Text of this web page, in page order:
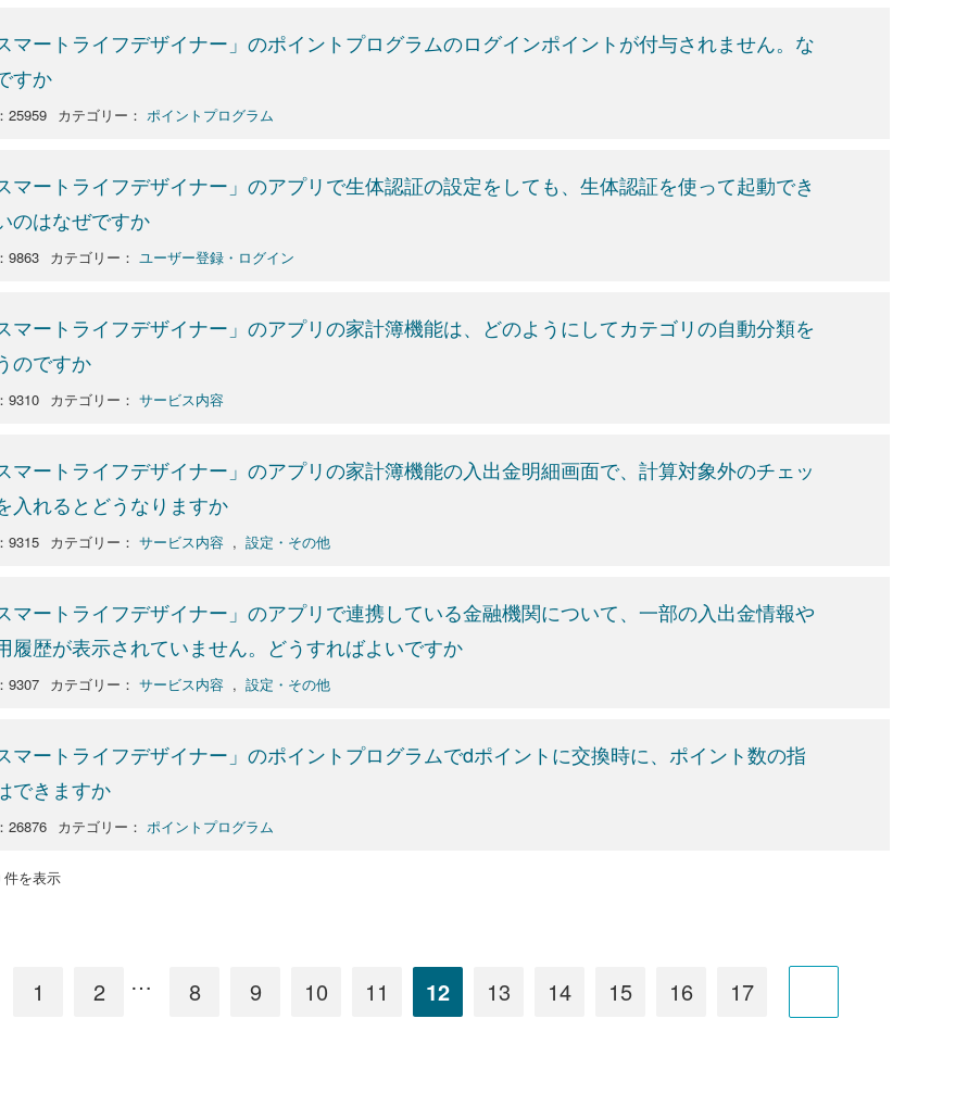
マートライフデザイナー」のポイントプログラムのログインポイントが付与されません。な
すか
25959 カテゴリー： ポイントプログラム
マートライフデザイナー」のアプリで生体認証の設定をしても、生体認証を使って起動でき
のはなぜですか
9863 カテゴリー： ユーザー登録・ログイン
マートライフデザイナー」のアプリの家計簿機能は、どのようにしてカテゴリの自動分類を
のですか
9310 カテゴリー： サービス内容
マートライフデザイナー」のアプリの家計簿機能の入出金明細画面で、計算対象外のチェッ
入れるとどうなりますか
9315 カテゴリー： サービス内容 , 設定・その他
マートライフデザイナー」のアプリで連携している金融機関について、一部の入出金情報や
履歴が表示されていません。どうすればよいですか
9307 カテゴリー： サービス内容 , 設定・その他
マートライフデザイナー」のポイントプログラムでdポイントに交換時に、ポイント数の指
できますか
26876 カテゴリー： ポイントプログラム
件を表示
1 2 … 8 9 10 11 12 13 14 15 16 17